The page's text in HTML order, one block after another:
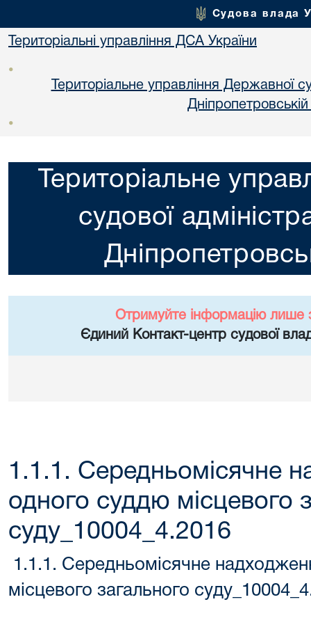
Судова влада
Територіальні управління ДСА України
•
Територіальне управління Державної
•
Територіальне
судової
Отримуйте інформацію лише
Єдиний Контакт-центр судової
1.1.1. Середньомісячне
одного суддю місцевого
суду_10004_4.2016
1.1.1. Середньомісячне
місцевого загального